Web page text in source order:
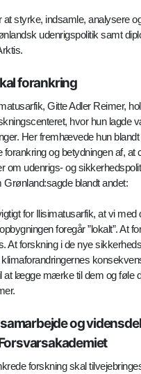
at styrke, indsamle, analysere
udenrigspolitik samt
forankring
Gitte Adler Reimer,
hvor hun lagde
Her fremhævede hun blandt
forankring og betydningen af, at
om udenrigs- og
Grønland:sagde blandt andet:
for Ilisimatusarfik, at vi
foregår ”lokalt”. At
At forskning i de nye
at lægge mærke til dem og føle
og
forskning skal